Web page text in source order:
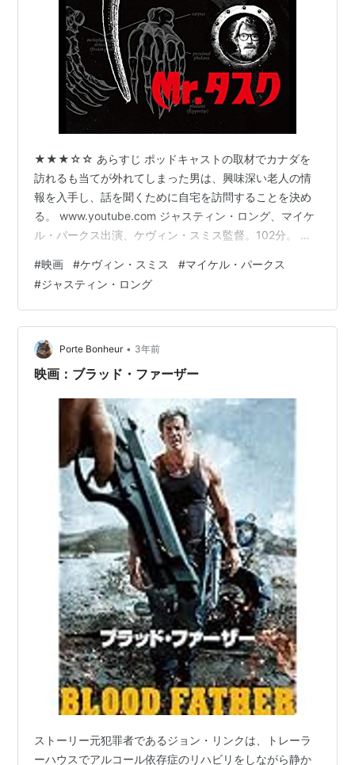
★★★☆☆ あらすじ ポッドキャストの取材でカナダを
訪れるも当てが外れてしまった男は、興味深い老人の情
報を入手し、話を聞くために自宅を訪問することを決め
る。 www.youtube.com ジャスティン・ロング、マイケ
ル・パークス出演、ケヴィン・スミス監督。102分。 感
る男が主人公だ。取材で訪れたカナダで、謎の老人に監
禁され、無残なことになってしまう。 恐ろしい話なのだ
が、序盤にアイスホッケーを軽視してはダメ、みたいな
カナダネタが披露されたりと、どこかふざけた雰囲気が
漂っていて、ブラック・コメディであることが分かる。
ただ、足を切断したりとど…
#映画 #ケヴィン・スミス #マイケル・パークス
#ジャスティン・ロング
Porte Bonheur • 3年前
映画：ブラッド・ファーザー
ストーリー元犯罪者であるジョン・リンクは、トレーラ
ーハウスでアルコール依存症のリハビリをしながら静か